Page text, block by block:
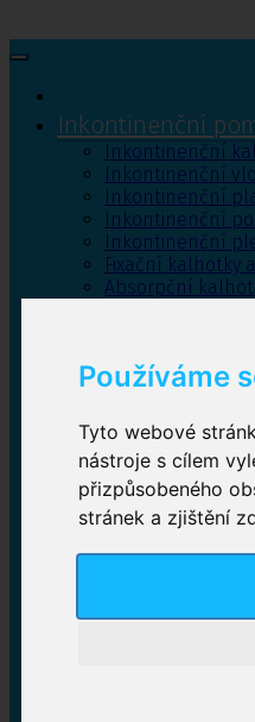
Používáme
Tyto webové
nástroje s cílem
přizpůsobeného
stránek a zjištění
Inkontinenční
Inkontinenční
Inkontinenční
Inkontinenční
Inkontinenční
Inkontinenční
Fixační kalhotky
Absorpční
Plenkové
zalepovací,